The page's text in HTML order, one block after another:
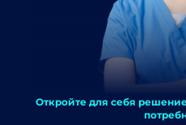
Откройте для себя